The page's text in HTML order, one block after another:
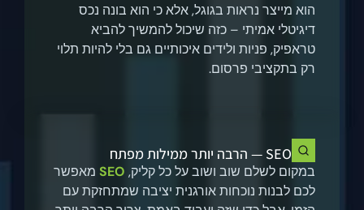
הוא מייצר נראות בגוגל, אלא כי הוא בונה נכס
דיגיטלי אמיתי – כזה שיכול להמשיך להביא
טראפיק, פניות ולידים איכותיים גם בלי להיות תלוי
רק בתקציבי פרסום.
SEO — הרבה יותר ממילות מפתח
במקום לשלם שוב ושוב על כל קליק, SEO מאפשר
לכם לבנות נוכחות אורגנית יציבה שמתחזקת עם